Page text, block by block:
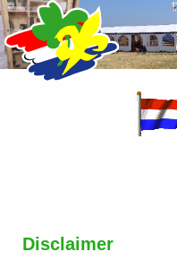
Disclaimer